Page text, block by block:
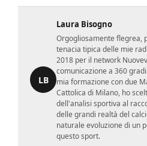
LB
Laura Bisogno
Orgogliosamente flegrea,
tenacia tipica delle mie
2018 per il network
comunicazione a 360
mia formazione con due
Cattolica di Milano, ho
dell'analisi sportiva al
delle grandi realtà del
naturale evoluzione di un
questo sport.